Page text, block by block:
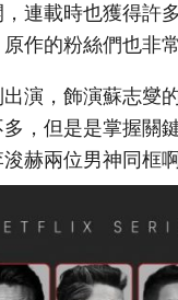
連載時也獲得許
作的粉絲們也非常
演，飾演蘇志燮
，但是是掌握關
赫兩位男神同框